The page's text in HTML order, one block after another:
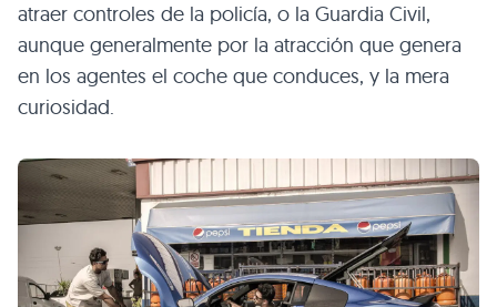
atraer controles de la policía, o la Guardia Civil,
aunque generalmente por la atracción que genera
en los agentes el coche que conduces, y la mera
curiosidad.